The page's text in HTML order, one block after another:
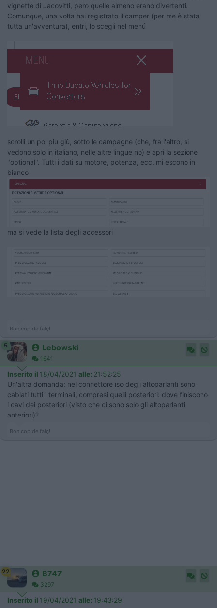
vignette di Jacovitti, pero quelle almeno erano divertenti.
Comunque, una volta hai registrato il camper (per me è stata
tutta un'avventura), entri, lo scegli nel menú
scrolli un po' piu giù, sotto le campagne (che, fra l'altro, si
vedono solo in italiano, nelle altre lingue no) e apri la sezione
"optional". Tutti i dati su motore, potenza, ecc. mi escono in
bianco
ma si vede la lista degli accessori
Bon cop de falç!
5 Lebowski
1641
Inserito il 18/04/2021 alle: 21:52:25
Un'altra domanda: nel connettore iso degli altoparlanti sono
cablati tutti i terminali, compresi quelli posteriori: dove finiscono
i cavi dei posteriori (visto che ci sono solo gli altoparlanti
anteriori)?
Bon cop de falç!
22 B747
3297
Inserito il 19/04/2021 alle: 19:43:29